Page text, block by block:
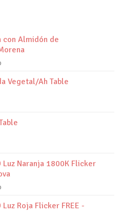
con Almidón de
Vegetal/Ah Table
Luz Naranja 1800K Flicker
Roja Flicker FREE -